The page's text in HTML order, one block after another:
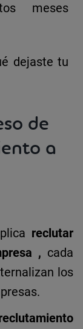
meses
dejaste tu
de
a
reclutar
, cada
los